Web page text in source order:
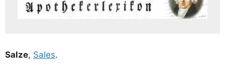
Sal­ze, Sales.